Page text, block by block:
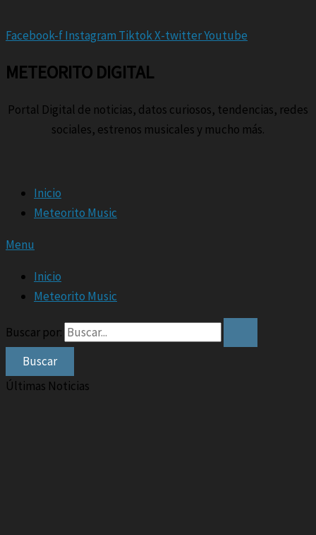
Facebook-fInstagram TiktokX-twitterYoutube
METEORITO DIGITAL
Portal Digital de noticias, datos curiosos, tendencias, redes
sociales, estrenos musicales y mucho más.
Inicio
Meteorito Music
Menu
Inicio
Meteorito Music
Buscar por:
Últimas Noticias